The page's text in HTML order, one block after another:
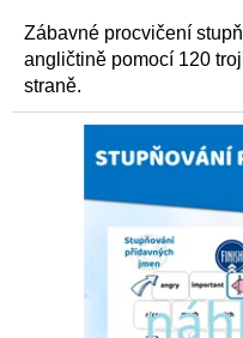
5
hvězdiček.
Zábavné procvičení
angličtině pomocí 120
straně.